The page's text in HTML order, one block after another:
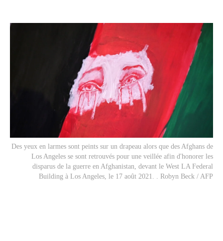
Des yeux en larmes sont peints sur un drapeau alors que des Afghans de
Los Angeles se sont retrouvés pour une veillée afin d'honorer les
disparus de la guerre en Afghanistan, devant le West LA Federal
Building à Los Angeles, le 17 août 2021. . Robyn Beck / AFP